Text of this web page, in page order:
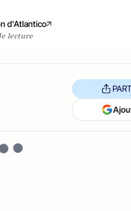
d'Atlantico
lecture